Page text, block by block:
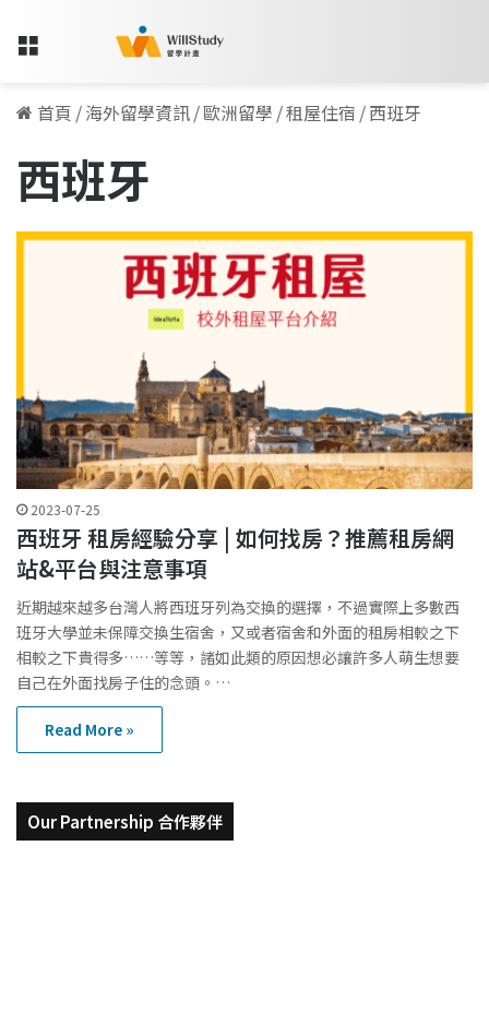
Menu
首頁 /海外留學資訊/歐洲留學 /租屋住宿 /西班牙
西班牙
2023-07-25
西班牙 租房經驗分享 | 如何找房？推薦租房網
站&平台與注意事項
近期越來越多台灣人將西班牙列為交換的選擇，不過實際上多數西
班牙大學並未保障交換生宿舍，又或者宿舍和外面的租房相較之下
相較之下貴得多……等等，諸如此類的原因想必讓許多人萌生想要
自己在外面找房子住的念頭。…
Read More »
Our Partnership 合作夥伴